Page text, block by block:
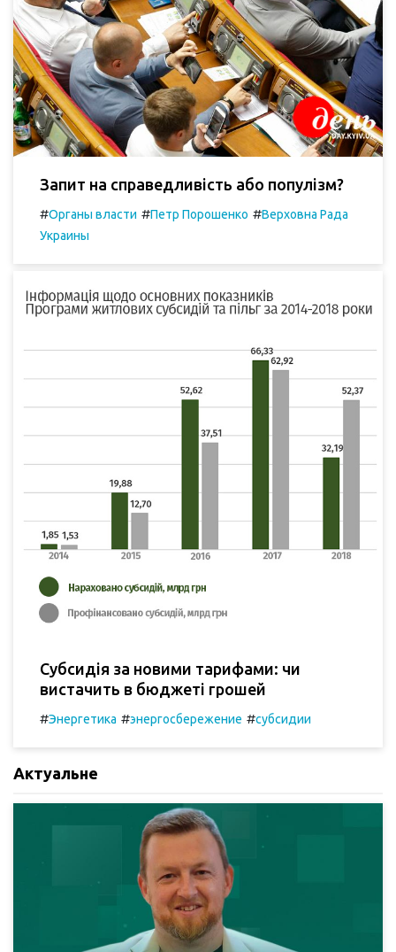
Запит на справедливість або популізм?
#Органы власти #Петр Порошенко #Верховна Рада
Украины
Субсидія за новими тарифами: чи
вистачить в бюджеті грошей
#Энергетика #энергосбережение #субсидии
Актуальне